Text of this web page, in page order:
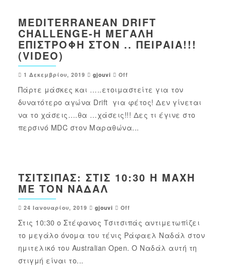
MEDITERRANEAN DRIFT
CHALLENGE-Η ΜΕΓΆΛΗ
ΕΠΙΣΤΡΟΦΉ ΣΤΟΝ .. ΠΕΙΡΑΙΆ!!!
(VIDEO)
1 Δεκεμβρίου, 2019 gjouvi Off
Πάρτε μάσκες και …..ετοιμαστείτε για τον
δυνατότερο αγώνα Drift για φέτος! Δεν γίνεται
να το χάσεις….θα …χάσεις!!! Δες τι έγινε στο
περσινό MDC στον Μαραθώνα...
ΤΣΙΤΣΙΠΆΣ: ΣΤΙΣ 10:30 Η ΜΆΧΗ
ΜΕ ΤΟΝ ΝΑΔΆΛ
24 Ιανουαρίου, 2019 gjouvi Off
Στις 10:30 ο Στέφανος Τσιτσιπάς αντιμετωπίζει
το μεγάλο όνομα του τένις Ράφαελ Ναδάλ στον
ημιτελικό του Australian Open. Ο Ναδάλ αυτή τη
στιγμή είναι το...